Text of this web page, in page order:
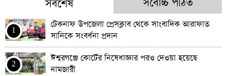
সর্বশেষ
1
টেকনাফ উপজেলা প্রেসক্লাব থেকে সাংবাদিক আরাফাত
সানিকে সংবর্ধনা প্রদান
2
ঈশ্বরগঞ্জে কোর্টের নিষেধাজ্ঞার পরও দেওয়া হয়েছে
নামজারী